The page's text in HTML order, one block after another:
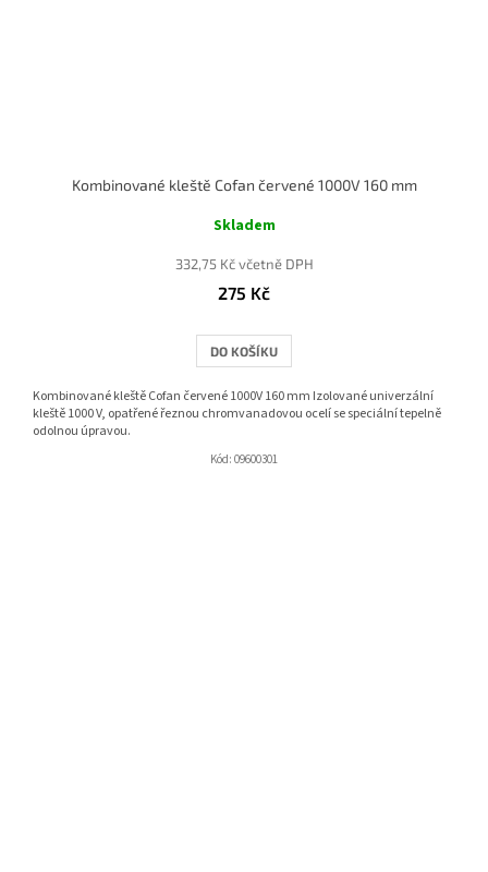
Kombinované kleště Cofan červené 1000V 160 mm
Skladem
332,75 Kč včetně DPH
275 Kč
DO KOŠÍKU
Kombinované kleště Cofan červené 1000V 160 mm Izolované univerzální
kleště 1000 V, opatřené řeznou chromvanadovou ocelí se speciální tepelně
odolnou úpravou.
Kód: 09600301